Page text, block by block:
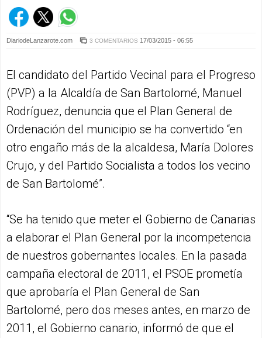
DiariodeLanzarote.com 3 COMENTARIOS 17/03/2015 - 06:55
El candidato del Partido Vecinal para el Progreso
(PVP) a la Alcaldía de San Bartolomé, Manuel
Rodríguez, denuncia que el Plan General de
Ordenación del municipio se ha convertido “en
otro engaño más de la alcaldesa, María Dolores
Crujo, y del Partido Socialista a todos los vecino
de San Bartolomé”.
“Se ha tenido que meter el Gobierno de Canarias
a elaborar el Plan General por la incompetencia
de nuestros gobernantes locales. En la pasada
campaña electoral de 2011, el PSOE prometía
que aprobaría el Plan General de San
Bartolomé, pero dos meses antes, en marzo de
2011, el Gobierno canario, informó de que el